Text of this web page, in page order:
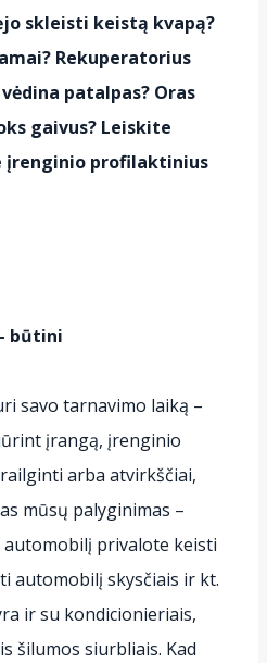
skleisti keistą kvapą?
Rekuperatorius
patalpas? Oras
gaivus? Leiskite
profilaktinius
būtini
savo tarnavimo laiką –
įrangą, įrenginio
arba atvirkščiai,
mūsų palyginimas –
privalote keisti
automobilį skysčiais ir kt.
ir su kondicionieriais,
šilumos siurbliais. Kad